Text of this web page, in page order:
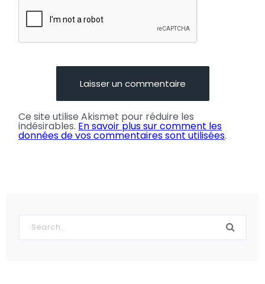
Ce site utilise Akismet pour réduire les
indésirables. En savoir plus sur comment les
données de vos commentaires sont utilisées.